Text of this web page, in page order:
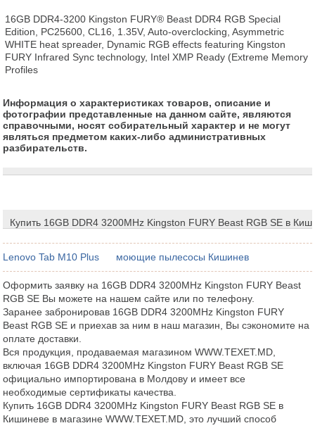
16GB DDR4-3200 Kingston FURY® Beast DDR4 RGB Special
Edition, PC25600, CL16, 1.35V, Auto-overclocking, Asymmetric
WHITE heat spreader, Dynamic RGB effects featuring Kingston
FURY Infrared Sync technology, Intel XMP Ready (Extreme Memory
Profiles
Информация о характеристиках товаров, описание и
фотографии представленные на данном сайте, являются
справочными, носят собирательный характер и не могут
являться предметом каких-либо административных
разбирательств.
Купить 16GB DDR4 3200MHz Kingston FURY Beast RGB SE в
Lenovo Tab M10 Plus моющие пылесосы Кишинев
Оформить заявку на 16GB DDR4 3200MHz Kingston FURY Beast
RGB SE Вы можете на нашем сайте или по телефону.
Заранее забронировав 16GB DDR4 3200MHz Kingston FURY
Beast RGB SE и приехав за ним в наш магазин, Вы сэкономите на
оплате доставки.
Вся продукция, продаваемая магазином WWW.TEXET.MD,
включая 16GB DDR4 3200MHz Kingston FURY Beast RGB SE
официально импортирована в Молдову и имеет все
необходимые сертификаты качества.
Купить 16GB DDR4 3200MHz Kingston FURY Beast RGB SE в
Кишиневе в магазине WWW.TEXET.MD, это лучший способ